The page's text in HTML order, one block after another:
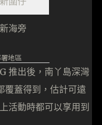
新海旁
地區
推出後，南丫島深灣
覆蓋得到，估計可遠
活動時都可以享用到